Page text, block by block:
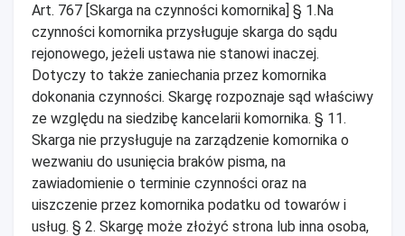
Art. 767 [Skarga na czynności komornika] § 1.Na
czynności komornika przysługuje skarga do sądu
rejonowego, jeżeli ustawa nie stanowi inaczej.
Dotyczy to także zaniechania przez komornika
dokonania czynności. Skargę rozpoznaje sąd właściwy
ze względu na siedzibę kancelarii komornika. § 11.
Skarga nie przysługuje na zarządzenie komornika o
wezwaniu do usunięcia braków pisma, na
zawiadomienie o terminie czynności oraz na
uiszczenie przez komornika podatku od towarów i
usług. § 2. Skargę może złożyć strona lub inna osoba,